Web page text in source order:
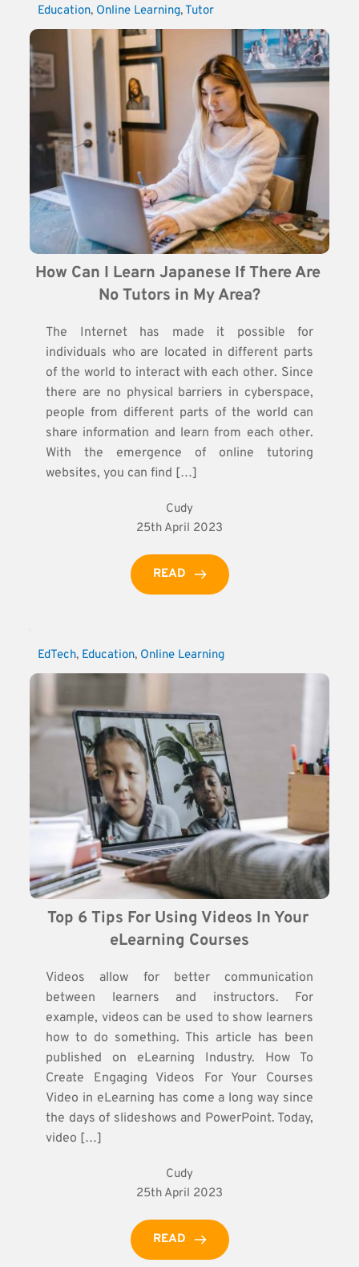
Education, Online Learning, Tutor
How Can I Learn Japanese If There Are
No Tutors in My Area?
The Internet has made it possible for
individuals who are located in different parts
of the world to interact with each other. Since
there are no physical barriers in cyberspace,
people from different parts of the world can
share information and learn from each other.
With the emergence of online tutoring
websites, you can find […]
Cudy
25th April 2023
READ
EdTech, Education, Online Learning
Top 6 Tips For Using Videos In Your
eLearning Courses
Videos allow for better communication
between learners and instructors. For
example, videos can be used to show learners
how to do something. This article has been
published on eLearning Industry. How To
Create Engaging Videos For Your Courses
Video in eLearning has come a long way since
the days of slideshows and PowerPoint. Today,
video […]
Cudy
25th April 2023
READ